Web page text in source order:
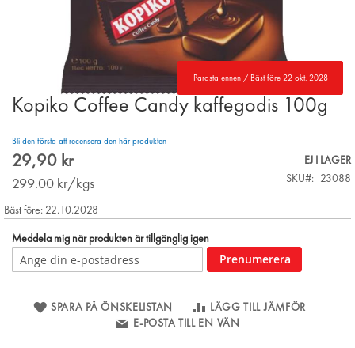
Parasta ennen / Bäst före 22 okt. 2028
Skip
of
the
gallery
Kopiko Coffee Candy kaffegodis 100g
Bli den första att recensera den här produkten
29,90 kr
299.00 kr/kgs
EJ I LAGER
SKU
23088
Bäst före: 22.10.2028
Meddela mig när produkten är tillgänglig igen
Prenumerera
SPARA PÅ ÖNSKELISTAN
LÄGG TILL JÄMFÖR
E-POSTA TILL EN VÄN